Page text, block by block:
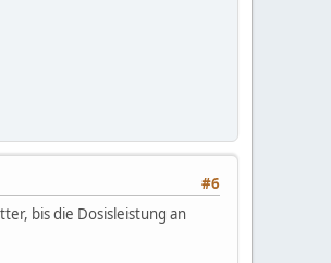
#6
bis die Dosisleistung an